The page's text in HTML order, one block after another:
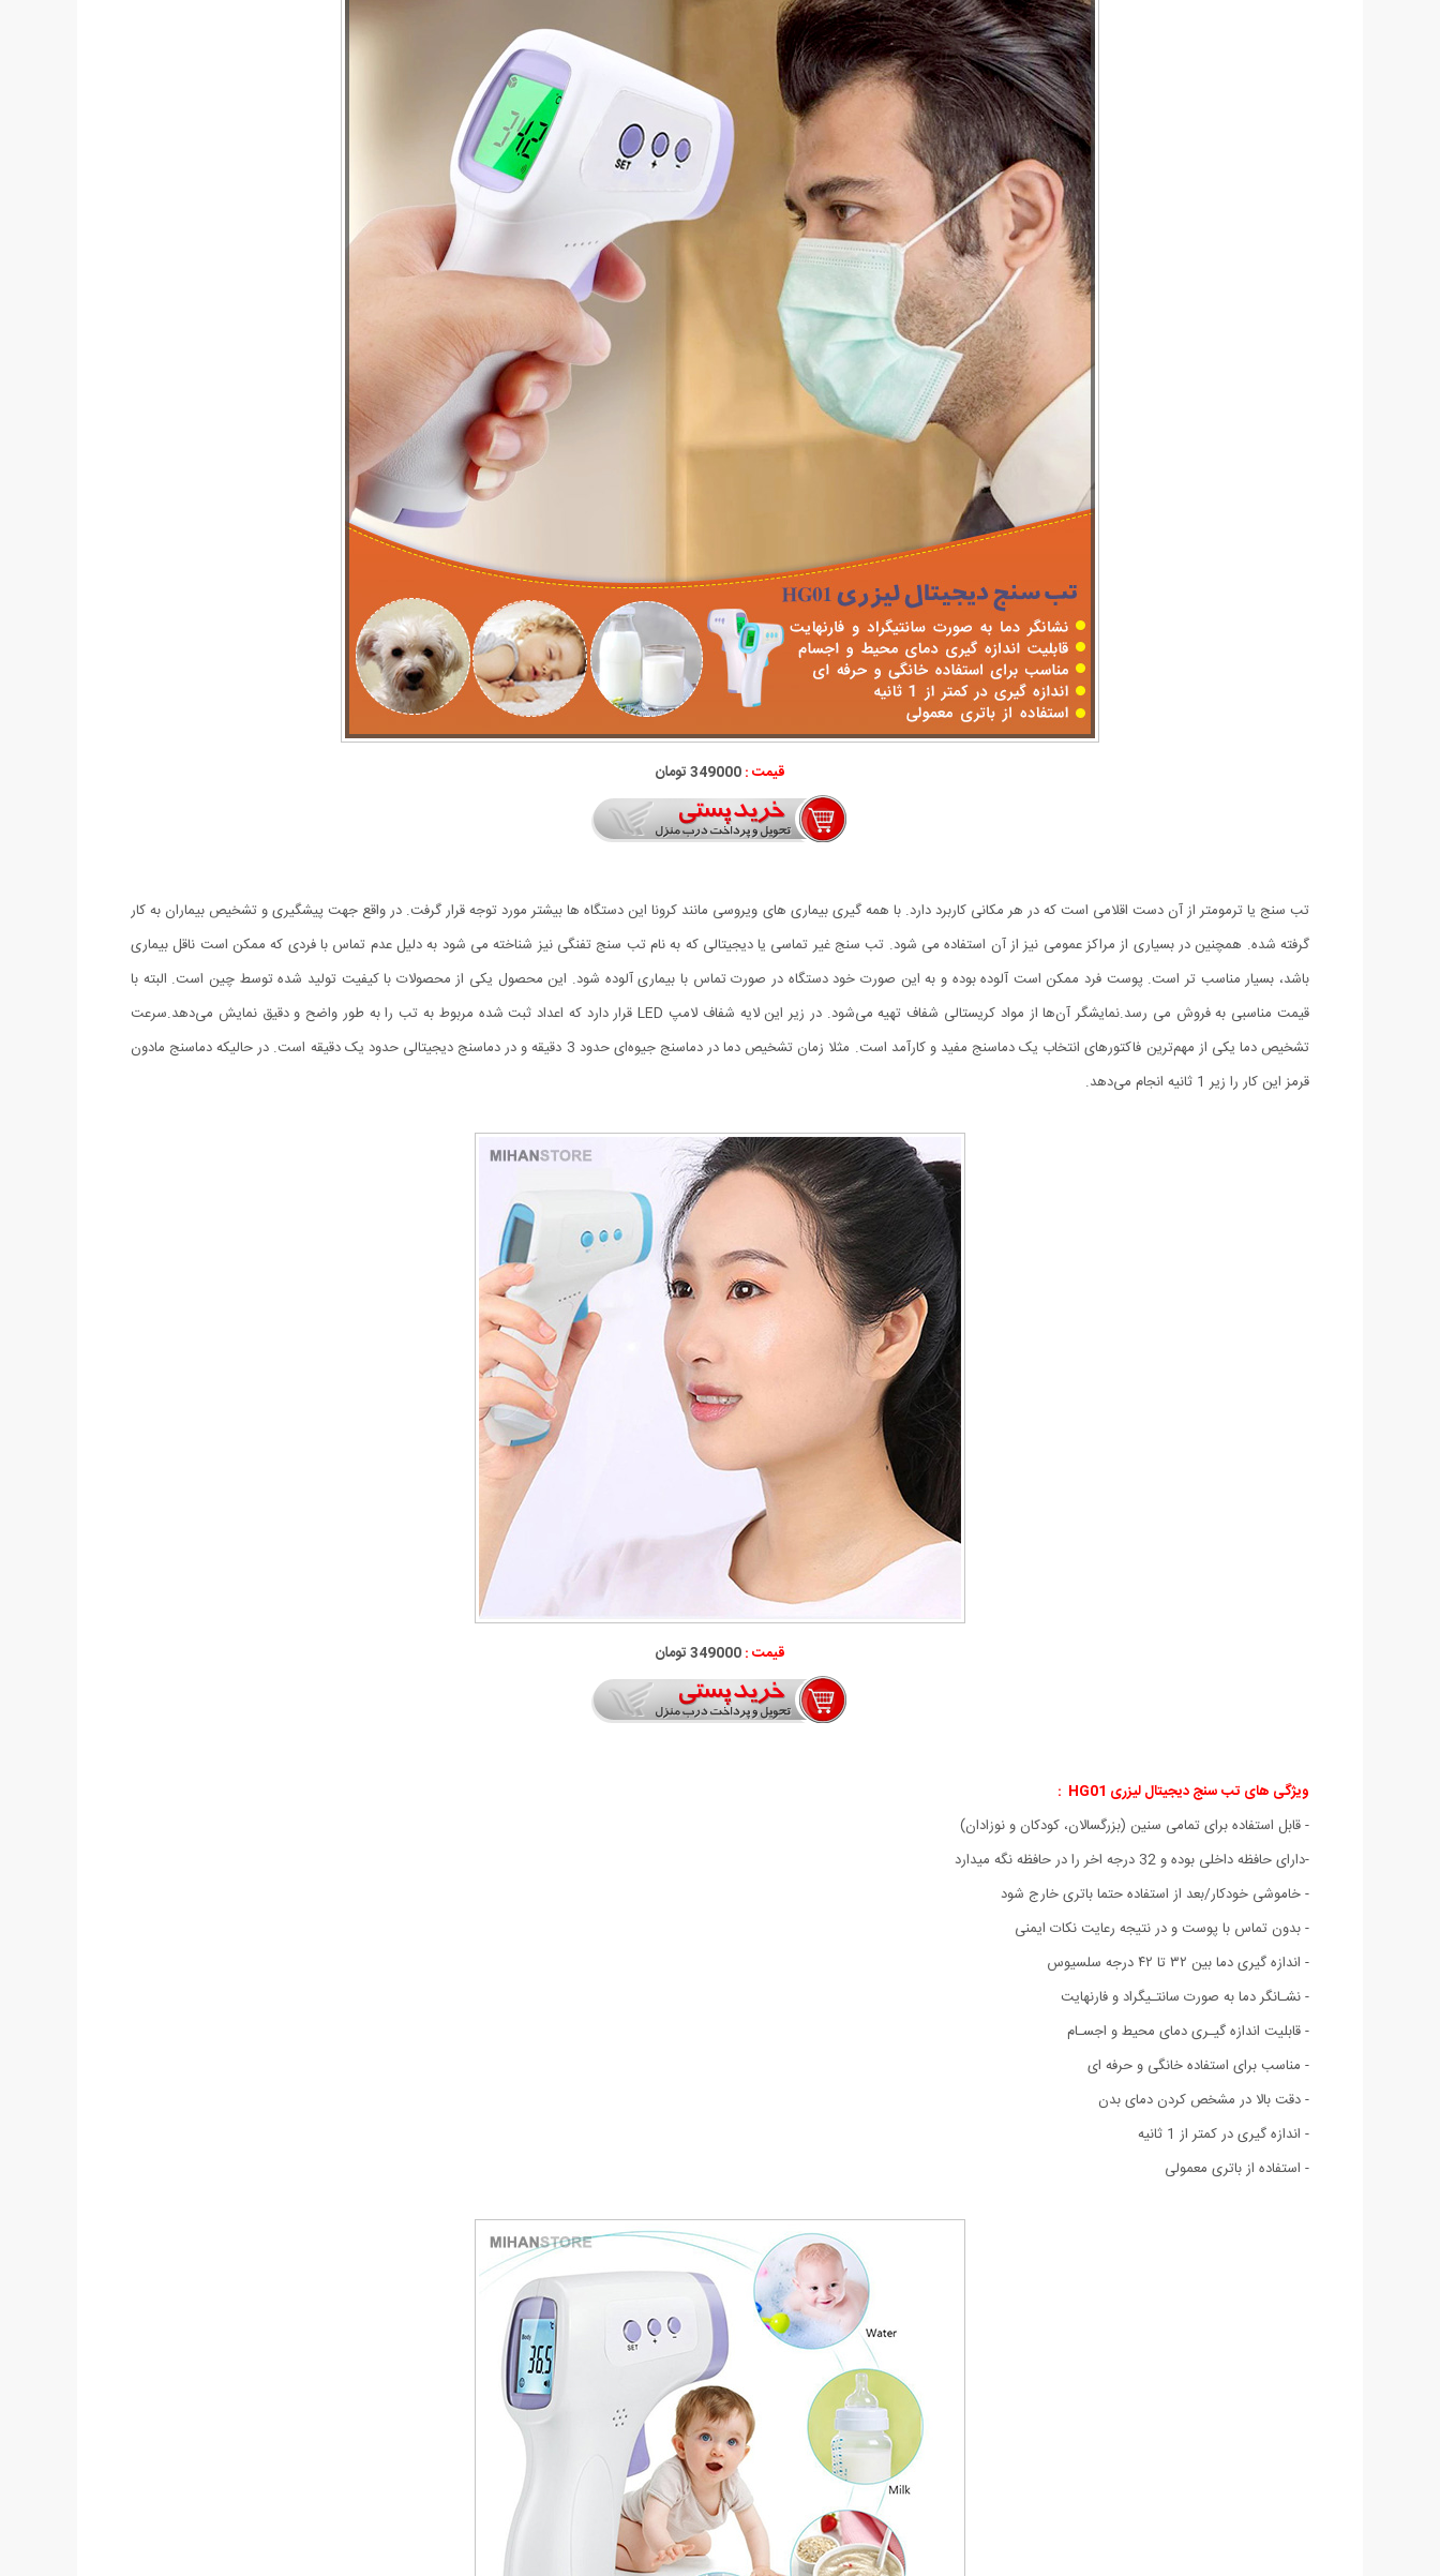
قیمت :349000 تومان
تب سنج یا ترمومتر از آن دست اقلامی است که در هر مکانی کاربرد دارد. با همه گیری بیماری های ویروسی مانند کرونا این دستگاه ها بیشتر مورد توجه قرار گرفت. در واقع جهت پیشگیری و تشخیص بیماران به کار
گرفته شده. همچنین در بسیاری از مراکز عمومی نیز از آن استفاده می شود. تب سنج غیر تماسی یا دیجیتالی که به نام تب سنج تفنگی نیز شناخته می شود به دلیل عدم تماس با فردی که ممکن است ناقل بیماری
باشد، بسیار مناسب تر است. پوست فرد ممکن است آلوده بوده و به این صورت خود دستگاه در صورت تماس با بیماری آلوده شود. این محصول یکی از محصولات با کیفیت تولید شده توسط چین است. البته با
قیمت مناسبی به فروش می رسد.نمایشگر آن‌ها از مواد کریستالی شفاف تهیه می‌شود. در زیر این لایه شفاف لامپ LED قرار دارد که اعداد ثبت شده مربوط به تب را به طور واضح و دقیق نمایش می‌دهد.سرعت
تشخیص دما یکی از مهم‌ترین فاکتورهای انتخاب یک دماسنج مفید و کارآمد است. مثلا زمان تشخیص دما در دماسنج جیوه‌ای حدود 3 دقیقه و در دماسنج دیجیتالی حدود یک دقیقه است. در حالیکه دماسنج مادون
قرمز این کار را زیر 1 ثانیه انجام می‌دهد.
قیمت :349000 تومان
ویژگی های تب سنج دیجیتال لیزری HG01 :
- قابل استفاده برای تمامی سنین (بزرگسالان، کودکان و نوزادان)
-دارای حافظه داخلی بوده و 32 درجه اخر را در حافظه نگه میدارد
- خاموشی خودکار/بعد از استفاده حتما باتری خارج شود
- بدون تماس با پوست و در نتیجه رعایت نکات ایمنی
- اندازه گیری دما بین ۳۲ تا ۴۲ درجه سلسیوس
- نشـانگر دما به صورت سانتـیگراد و فارنهایت
- قابلیت اندازه گیـری دمای محیط و اجسـام
- مناسب برای استفاده خانگی و حرفه ای
- دقت بالا در مشخص کردن دمای بدن
- اندازه گیری در کمتر از 1 ثانیه
- استفاده از باتری معمولی